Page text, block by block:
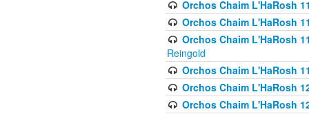
Orchos Chaim L'HaRosh
Orchos Chaim L'HaRosh
Orchos Chaim L'HaRosh
Reingold
Orchos Chaim L'HaRosh
Orchos Chaim L'HaRosh
Orchos Chaim L'HaRosh